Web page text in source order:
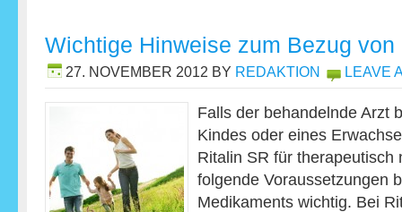
Wichtige Hinweise zum Bezug von
27. NOVEMBER 2012 BY REDAKTION LEAVE
Falls der behandelnde Arzt
Kindes oder eines
Ritalin SR für therapeutisch
folgende Voraussetzungen
Medikaments wichtig. Bei